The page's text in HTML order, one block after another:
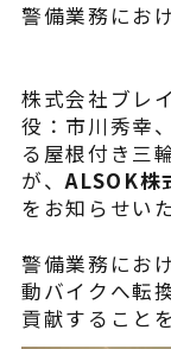
別途
警備業務にお
株式会社ブレ
役：市川秀幸
る屋根付き三
が、ALSOK株
をお知らせい
警備業務にお
動バイクへ転
貢献すること